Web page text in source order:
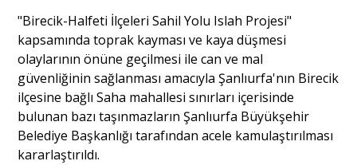
"Birecik-Halfeti İlçeleri Sahil Yolu Islah Projesi"
kapsamında toprak kayması ve kaya düşmesi
olaylarının önüne geçilmesi ile can ve mal
güvenliğinin sağlanması amacıyla Şanlıurfa'nın Birecik
ilçesine bağlı Saha mahallesi sınırları içerisinde
bulunan bazı taşınmazların Şanlıurfa Büyükşehir
Belediye Başkanlığı tarafından acele kamulaştırılması
kararlaştırıldı.